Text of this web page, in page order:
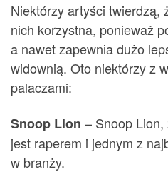
Niektórzy artyści twierdzą,
nich korzystna, ponieważ
a nawet zapewnia dużo
widownią. Oto niektórzy z
palaczami:
Snoop Lion – Snoop
jest raperem i jednym z
w branży.